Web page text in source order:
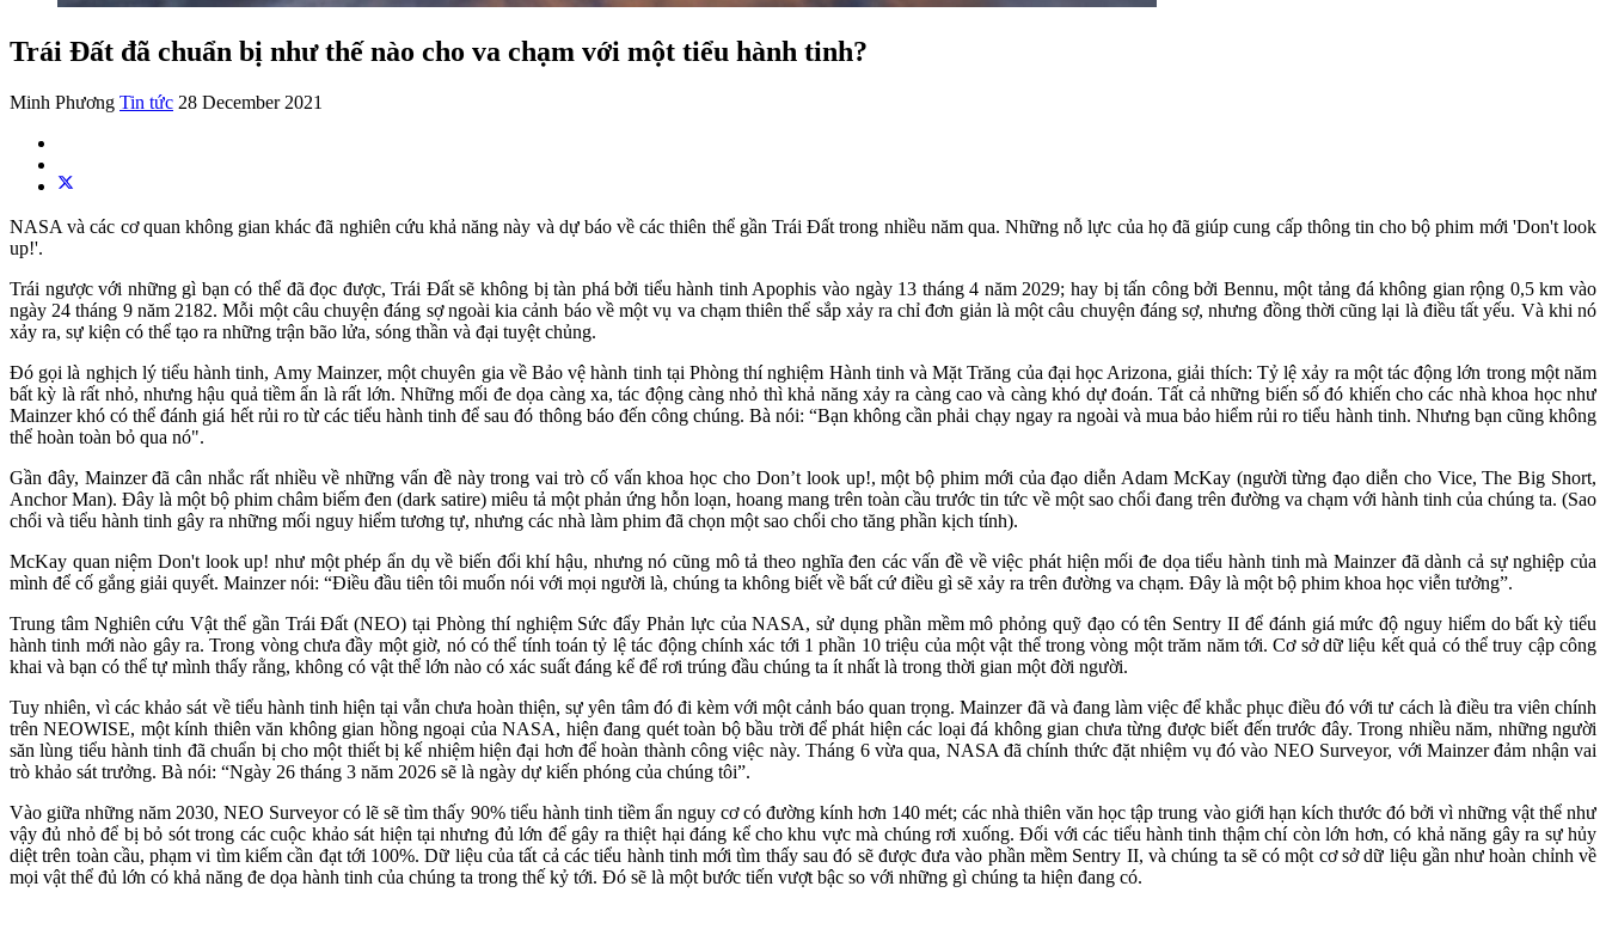
Trái Đất đã chuẩn bị như thế nào cho va chạm với một tiểu hành tinh?
Minh Phương Tin tức 28 December 2021
NASA và các cơ quan không gian khác đã nghiên cứu khả năng này và dự báo về các thiên thể gần Trái Đất trong nhiều năm qua. Những nỗ lực của họ đã giúp cung cấp thông tin cho bộ phim mới 'Don't look
up!'.
Trái ngược với những gì bạn có thể đã đọc được, Trái Đất sẽ không bị tàn phá bởi tiểu hành tinh Apophis vào ngày 13 tháng 4 năm 2029; hay bị tấn công bởi Bennu, một tảng đá không gian rộng 0,5 km vào
ngày 24 tháng 9 năm 2182. Mỗi một câu chuyện đáng sợ ngoài kia cảnh báo về một vụ va chạm thiên thể sắp xảy ra chỉ đơn giản là một câu chuyện đáng sợ, nhưng đồng thời cũng lại là điều tất yếu. Và khi nó
xảy ra, sự kiện có thể tạo ra những trận bão lửa, sóng thần và đại tuyệt chủng.
Đó gọi là nghịch lý tiểu hành tinh, Amy Mainzer, một chuyên gia về Bảo vệ hành tinh tại Phòng thí nghiệm Hành tinh và Mặt Trăng của đại học Arizona, giải thích: Tỷ lệ xảy ra một tác động lớn trong một năm
bất kỳ là rất nhỏ, nhưng hậu quả tiềm ẩn là rất lớn. Những mối đe dọa càng xa, tác động càng nhỏ thì khả năng xảy ra càng cao và càng khó dự đoán. Tất cả những biến số đó khiến cho các nhà khoa học như
Mainzer khó có thể đánh giá hết rủi ro từ các tiểu hành tinh để sau đó thông báo đến công chúng. Bà nói: “Bạn không cần phải chạy ngay ra ngoài và mua bảo hiểm rủi ro tiểu hành tinh. Nhưng bạn cũng không
thể hoàn toàn bỏ qua nó".
Gần đây, Mainzer đã cân nhắc rất nhiều về những vấn đề này trong vai trò cố vấn khoa học cho Don’t look up!, một bộ phim mới của đạo diễn Adam McKay (người từng đạo diễn cho Vice, The Big Short,
Anchor Man). Đây là một bộ phim châm biếm đen (dark satire) miêu tả một phản ứng hỗn loạn, hoang mang trên toàn cầu trước tin tức về một sao chổi đang trên đường va chạm với hành tinh của chúng ta. (Sao
chổi và tiểu hành tinh gây ra những mối nguy hiểm tương tự, nhưng các nhà làm phim đã chọn một sao chổi cho tăng phần kịch tính).
McKay quan niệm Don't look up! như một phép ẩn dụ về biến đổi khí hậu, nhưng nó cũng mô tả theo nghĩa đen các vấn đề về việc phát hiện mối đe dọa tiểu hành tinh mà Mainzer đã dành cả sự nghiệp của
mình để cố gắng giải quyết. Mainzer nói: “Điều đầu tiên tôi muốn nói với mọi người là, chúng ta không biết về bất cứ điều gì sẽ xảy ra trên đường va chạm. Đây là một bộ phim khoa học viễn tưởng”.
Trung tâm Nghiên cứu Vật thể gần Trái Đất (NEO) tại Phòng thí nghiệm Sức đẩy Phản lực của NASA, sử dụng phần mềm mô phỏng quỹ đạo có tên Sentry II để đánh giá mức độ nguy hiểm do bất kỳ tiểu
hành tinh mới nào gây ra. Trong vòng chưa đầy một giờ, nó có thể tính toán tỷ lệ tác động chính xác tới 1 phần 10 triệu của một vật thể trong vòng một trăm năm tới. Cơ sở dữ liệu kết quả có thể truy cập công
khai và bạn có thể tự mình thấy rằng, không có vật thể lớn nào có xác suất đáng kể để rơi trúng đầu chúng ta ít nhất là trong thời gian một đời người.
Tuy nhiên, vì các khảo sát về tiểu hành tinh hiện tại vẫn chưa hoàn thiện, sự yên tâm đó đi kèm với một cảnh báo quan trọng. Mainzer đã và đang làm việc để khắc phục điều đó với tư cách là điều tra viên chính
trên NEOWISE, một kính thiên văn không gian hồng ngoại của NASA, hiện đang quét toàn bộ bầu trời để phát hiện các loại đá không gian chưa từng được biết đến trước đây. Trong nhiều năm, những người
săn lùng tiểu hành tinh đã chuẩn bị cho một thiết bị kế nhiệm hiện đại hơn để hoàn thành công việc này. Tháng 6 vừa qua, NASA đã chính thức đặt nhiệm vụ đó vào NEO Surveyor, với Mainzer đảm nhận vai
trò khảo sát trưởng. Bà nói: “Ngày 26 tháng 3 năm 2026 sẽ là ngày dự kiến phóng của chúng tôi”.
Vào giữa những năm 2030, NEO Surveyor có lẽ sẽ tìm thấy 90% tiểu hành tinh tiềm ẩn nguy cơ có đường kính hơn 140 mét; các nhà thiên văn học tập trung vào giới hạn kích thước đó bởi vì những vật thể như
vậy đủ nhỏ để bị bỏ sót trong các cuộc khảo sát hiện tại nhưng đủ lớn để gây ra thiệt hại đáng kể cho khu vực mà chúng rơi xuống. Đối với các tiểu hành tinh thậm chí còn lớn hơn, có khả năng gây ra sự hủy
diệt trên toàn cầu, phạm vi tìm kiếm cần đạt tới 100%. Dữ liệu của tất cả các tiểu hành tinh mới tìm thấy sau đó sẽ được đưa vào phần mềm Sentry II, và chúng ta sẽ có một cơ sở dữ liệu gần như hoàn chỉnh về
mọi vật thể đủ lớn có khả năng đe dọa hành tinh của chúng ta trong thế kỷ tới. Đó sẽ là một bước tiến vượt bậc so với những gì chúng ta hiện đang có.